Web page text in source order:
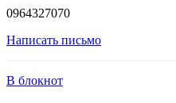
0964327070
Написать письмо
В блокнот